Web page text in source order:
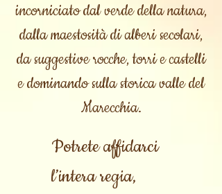
incorniciato dal verde della natura,
dalla maestosità di alberi secolari,
da suggestive rocche, torri e castelli
e dominando sulla storica valle del
Marecchia.
Potrete affidarci
l’intera regia,